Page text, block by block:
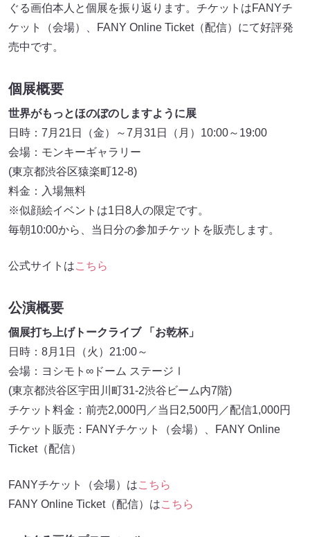
ぐる画伯本人と個展を振り返ります。チケットはFANYチ
ケット（会場）、FANY Online Ticket（配信）にて好評発
売中です。
個展概要
世界がもっとほのぼのしますように展
日時：7月21日（金）～7月31日（月）10:00～19:00
会場：モンキーギャラリー
(東京都渋谷区猿楽町12-8)
料金：入場無料
※似顔絵イベントは1日8人の限定です。
毎朝10:00から、当日分の参加チケットを販売します。
公式サイトはこちら
公演概要
個展打ち上げトークライブ 「お乾杯」
日時：8月1日（火）21:00～
会場：ヨシモト∞ドーム ステージⅠ
(東京都渋谷区宇田川町31-2渋谷ビーム内7階)
チケット料金：前売2,000円／当日2,500円／配信1,000円
チケット販売：FANYチケット（会場）、FANY Online
Ticket（配信）
FANYチケット（会場）はこちら
FANY Online Ticket（配信）はこちら